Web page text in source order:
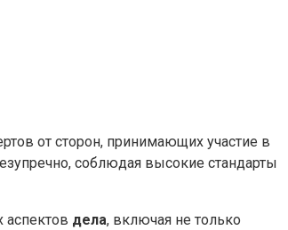
от сторон, принимающих участие в
соблюдая высокие стандарты
дела, включая не только